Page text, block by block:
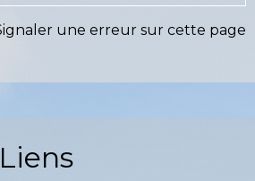
une erreur sur cette page
Liens